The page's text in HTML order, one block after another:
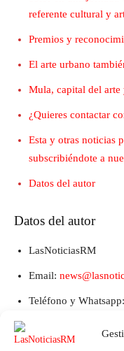
referente cultural y
Premios y
El arte urbano
Mula, capital del arte
¿Quieres contactar
Esta y otras noticias
subscribiéndote a
Datos del autor
Datos del autor
LasNoticiasRM
Email:
Teléfono y